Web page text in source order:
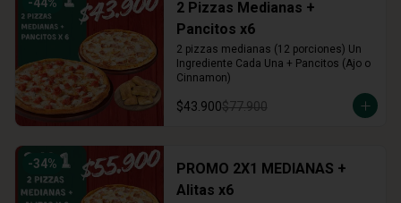
2 Pizzas Medianas +
Pancitos x6
2 pizzas medianas (12 porciones) Un
Ingrediente Cada Una + Pancitos (Ajo o
Cinnamon)
$43.900$77.900
-34%
PROMO 2X1 MEDIANAS +
Alitas x6